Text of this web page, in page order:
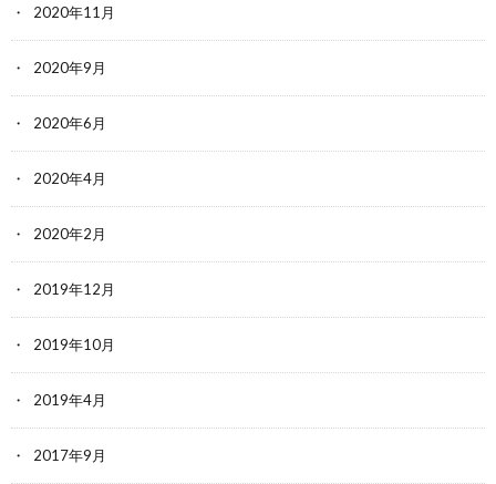
2020年11月
2020年9月
2020年6月
2020年4月
2020年2月
2019年12月
2019年10月
2019年4月
2017年9月